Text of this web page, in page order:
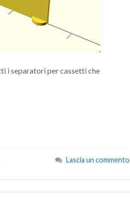
i separatori per cassetti che
Lascia un commento